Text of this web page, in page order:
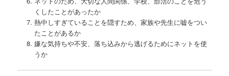
くしたことがあったか
熱中しすぎていることを隠すため、家族や先生に嘘をつい
たことがあるか
嫌な気持ちや不安、落ち込みから逃げるためにネットを使
うか